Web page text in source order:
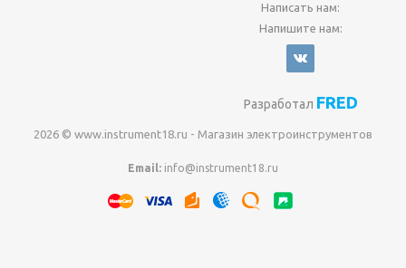
Написать нам:
Напишите нам:
Разработал FRED
2026 © www.instrument18.ru - Магазин электроинструментов
Email: info@instrument18.ru